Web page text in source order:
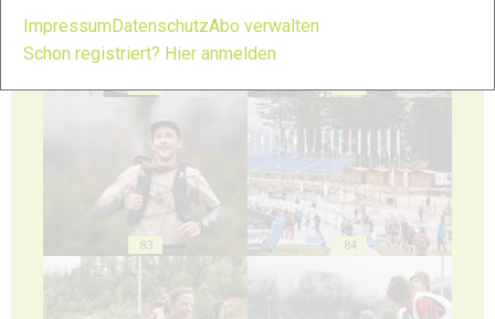
83 84
Impressum DatenschutzAbo verwalten
Schon registriert? Hier anmelden